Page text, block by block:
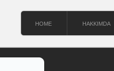
HOME HAKKIMDA